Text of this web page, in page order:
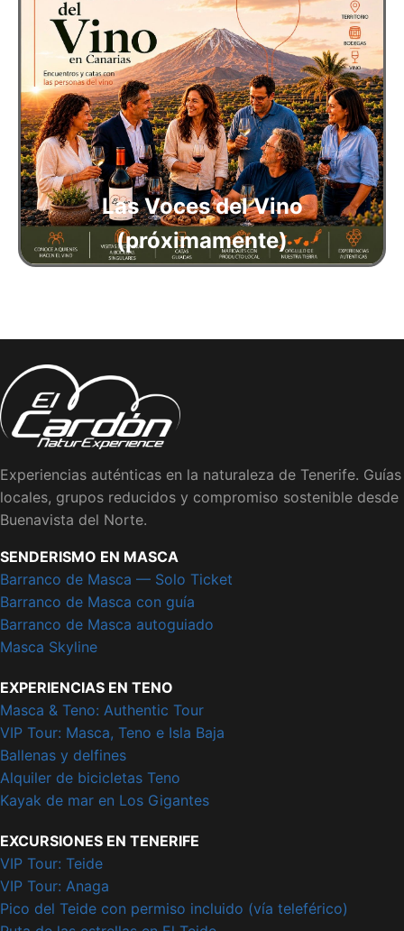
Las Voces del Vino
(próximamente)
Experiencias auténticas en la naturaleza de Tenerife. Guías
locales, grupos reducidos y compromiso sostenible desde
Buenavista del Norte.
SENDERISMO EN MASCA
Barranco de Masca — Solo Ticket
Barranco de Masca con guía
Barranco de Masca autoguiado
Masca Skyline
EXPERIENCIAS EN TENO
Masca & Teno: Authentic Tour
VIP Tour: Masca, Teno e Isla Baja
Ballenas y delfines
Alquiler de bicicletas Teno
Kayak de mar en Los Gigantes
EXCURSIONES EN TENERIFE
VIP Tour: Teide
VIP Tour: Anaga
Pico del Teide con permiso incluido (vía teleférico)